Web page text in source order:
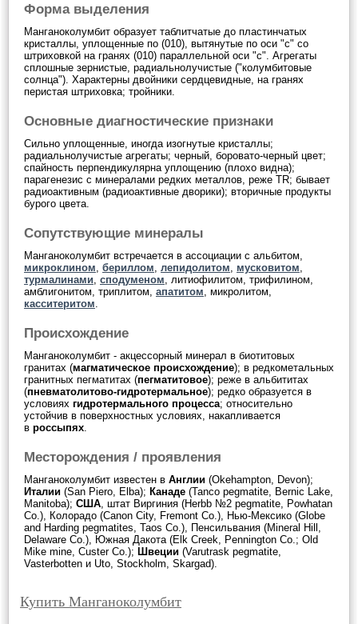
Форма выделения
Манганоколумбит образует таблитчатые до пластинчатых
кристаллы, уплощенные по (010), вытянутые по оси "с" со
штриховкой на гранях (010) параллельной оси "с". Агрегаты
сплошные зернистые, радиальнолучистые ("колумбитовые
солнца"). Характерны двойники сердцевидные, на гранях
перистая штриховка; тройники.
Основные диагностические признаки
Сильно уплощенные, иногда изогнутые кристаллы;
радиальнолучистые агрегаты; черный, боровато-черный цвет;
спайность перпендикулярна уплощению (плохо видна);
парагенезис с минералами редких металлов, реже TR; бывает
радиоактивным (радиоактивные дворики); вторичные продукты
бурого цвета.
Сопутствующие минералы
Манганоколумбит встречается в ассоциации с альбитом,
микроклином бериллом лепидолитом мусковитом
турмалинами сподуменом , литиофилитом, трифилином,
амблигонитом, триплитом, апатитом , микролитом,
касситеритом
Происхождение
Манганоколумбит - акцессорный минерал в биотитовых
гранитах (магматическое происхождение); в редкометальных
гранитных пегматитах (пегматитовое); реже в альбититах
(пневматолитово-гидротермальное); редко образуется в
условиях гидротермального процесса; относительно
устойчив в поверхностных условиях, накапливается
в россыпях
Месторождения / проявления
Манганоколумбит известен в Англии (Okehampton, Devon);
Италии (San Piero, Elba); Канаде (Tanco pegmatite, Bernic Lake,
Manitoba); США , штат Виргиния (Herbb №2 pegmatite, Powhatan
Co.), Колорадо (Canon City, Fremont Co.), Нью-Мексико (Globe
and Harding pegmatites, Taos Co.), Пенсильвания (Mineral Hill,
Delaware Co.), Южная Дакота (Elk Creek, Pennington Co.; Old
Mike mine, Custer Co.); Швеции (Varutrask pegmatite,
Vasterbotten и Uto, Stockholm, Skargad).
Купить Манганоколумбит